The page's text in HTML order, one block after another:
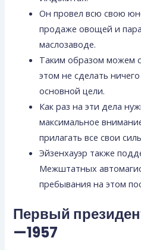
Он провел всю свою
продаже овощей и
маслозаводе.
Таким образом можем
этом не сделать
основной цели.
Как раз на эти дела
максимальное
прилагать все свои
Эйзенхауэр также
Межштатных
пребывания на этом
Первый
—1957